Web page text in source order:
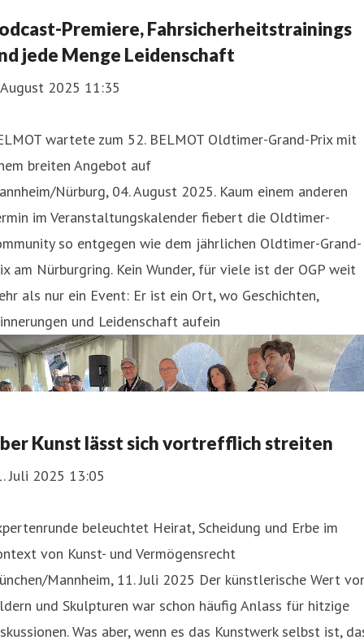
Premiere, Fahrsicherheitstrainings
jede Menge Leidenschaft
2025 11:35
wartete zum 52. BELMOT Oldtimer-Grand-Prix mit
breiten Angebot auf
Nürburg, 04. August 2025. Kaum einem anderen
im Veranstaltungskalender fiebert die Oldtimer-
so entgegen wie dem jährlichen Oldtimer-Grand-
am Nürburgring. Kein Wunder, für viele ist der OGP weit
als nur ein Event: Er ist ein Ort, wo Geschichten,
und Leidenschaft aufein
Kunst lässt sich vortrefflich streiten
Juli 2025 13:05
beleuchtet Heirat, Scheidung und Erbe im
von Kunst- und Vermögensrecht
Mannheim, 11. Juli 2025 Der künstlerische Wert
und Skulpturen war schon häufig Anlass für hitzige
Was aber, wenn es das Kunstwerk selbst ist,